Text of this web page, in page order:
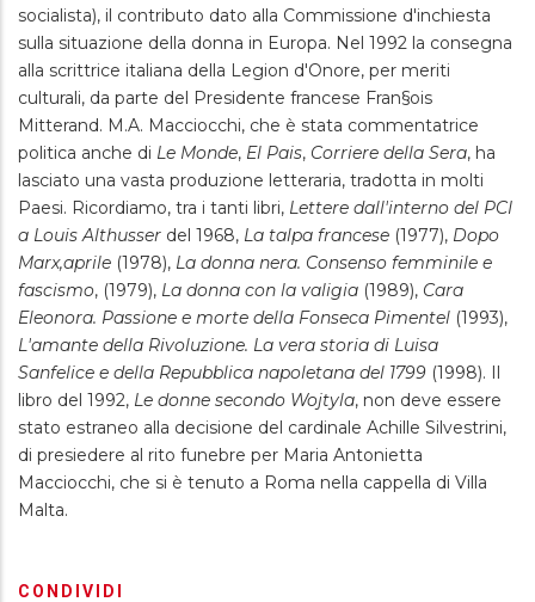
socialista), il contributo dato alla Commissione d'inchiesta
sulla situazione della donna in Europa. Nel 1992 la consegna
alla scrittrice italiana della Legion d'Onore, per meriti
culturali, da parte del Presidente francese Fran§ois
Mitterand. M.A. Macciocchi, che è stata commentatrice
politica anche di Le Monde, El Pais, Corriere della Sera, ha
lasciato una vasta produzione letteraria, tradotta in molti
Paesi. Ricordiamo, tra i tanti libri, Lettere dall'interno del PCI
a Louis Althusser del 1968, La talpa francese (1977), Dopo
Marx,aprile (1978), La donna nera. Consenso femminile e
fascismo, (1979), La donna con la valigia (1989), Cara
Eleonora. Passione e morte della Fonseca Pimentel (1993),
L'amante della Rivoluzione. La vera storia di Luisa
Sanfelice e della Repubblica napoletana del 1799 (1998). Il
libro del 1992, Le donne secondo Wojtyla, non deve essere
stato estraneo alla decisione del cardinale Achille Silvestrini,
di presiedere al rito funebre per Maria Antonietta
Macciocchi, che si è tenuto a Roma nella cappella di Villa
Malta.
CONDIVIDI